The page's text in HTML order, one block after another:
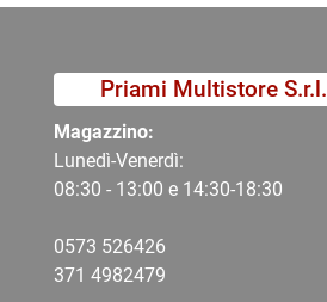
Priami Multistore S.r.l.
Magazzino:
Lunedì-Venerdì:
08:30 - 13:00 e 14:30-18:30
0573 526426
371 4982479